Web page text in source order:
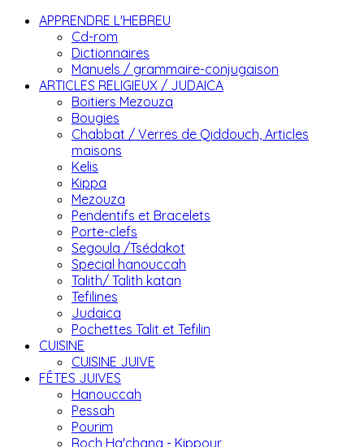
APPRENDRE L'HEBREU
Cd-rom
Dictionnaires
Manuels / grammaire-conjugaison
ARTICLES RELIGIEUX / JUDAICA
Boitiers Mezouza
Bougies
Chabbat / Verres de Qiddouch, Articles
maisons
Kelis
Kippa
Mezouza
Pendentifs et Bracelets
Porte-clefs
Segoula /Tsédakot
Special hanouccah
Talith/ Talith katan
Tefilines
Judaica
Pochettes Talit et Tefilin
CUISINE
CUISINE JUIVE
FÊTES JUIVES
Hanouccah
Pessah
Pourim
Roch Ha'chana - Kippour